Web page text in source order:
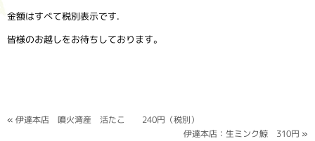
金額はすべて税別表示です.
皆様のお越しをお待ちしております。
« 伊達本店 噴火湾産 活たこ 240円（税別）
伊達本店：生ミンク鯨 310円 »